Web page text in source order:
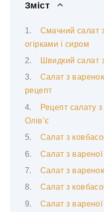
Зміст
Смачний салат
огірками і сиром
Швидкий салат
Салат з
рецепт
Рецепт салату
Олів’є
Салат з
Салат з
Салат з
Салат з
Салат з